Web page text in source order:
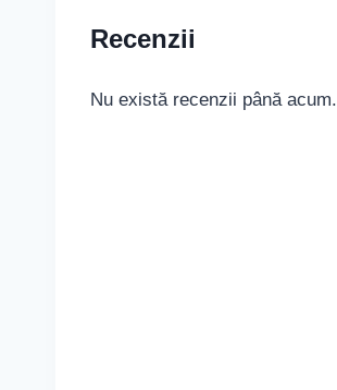
Recenzii
Nu există recenzii până acum.